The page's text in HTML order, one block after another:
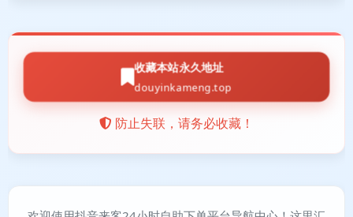
收藏本站永久地址
douyinkameng.top
防止失联，请务必收藏！